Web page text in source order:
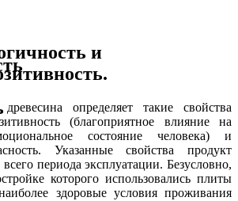
и
определяет такие свойства
(благоприятное влияние на
состояние человека) и
Указанные свойства продукт
периода эксплуатации. Безусловно,
которого использовались плиты
здоровые условия проживания